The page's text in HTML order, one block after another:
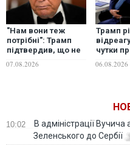
"Нам вони теж
потрібні": Трамп
підтвердив, що не
перехоплювачі до
07.08.2026
Трамп
чутки
06.08.2026
10:02
В адміністрації
Зеленського до Сербії